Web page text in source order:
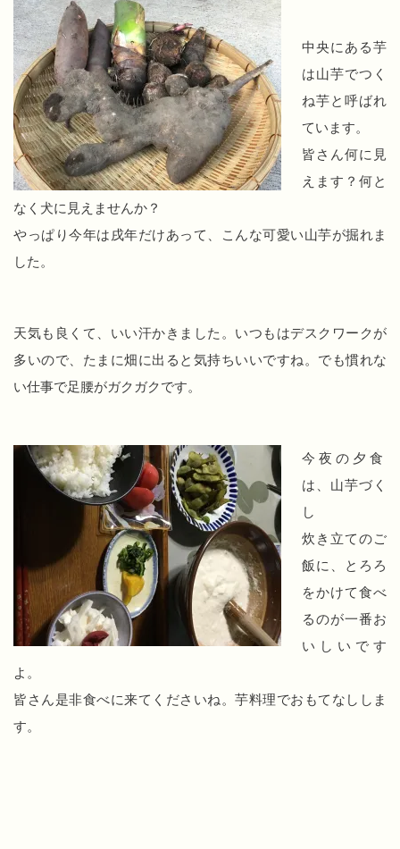
中央にある芋
は山芋でつく
ね芋と呼ばれ
ています。
皆さん何に見
えます？何と
なく犬に見えませんか？
やっぱり今年は戌年だけあって、こんな可愛い山芋が掘れま
した。
天気も良くて、いい汗かきました。いつもはデスクワークが
多いので、たまに畑に出ると気持ちいいですね。でも慣れな
い仕事で足腰がガクガクです。
今夜の夕食
は、山芋づく
し
炊き立てのご
飯に、とろろ
をかけて食べ
るのが一番お
いしいです
よ。
皆さん是非食べに来てくださいね。芋料理でおもてなししま
す。